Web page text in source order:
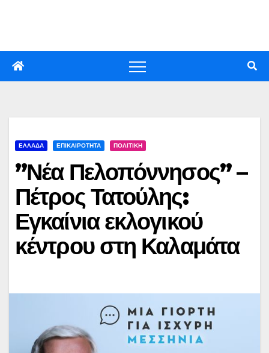
ΕΛΛΑΔΑ ΕΠΙΚΑΙΡΟΤΗΤΑ ΠΟΛΙΤΙΚΗ
”Νέα Πελοπόννησος” –
Πέτρος Τατούλης:
Εγκαίνια εκλογικού
κέντρου στη Καλαμάτα